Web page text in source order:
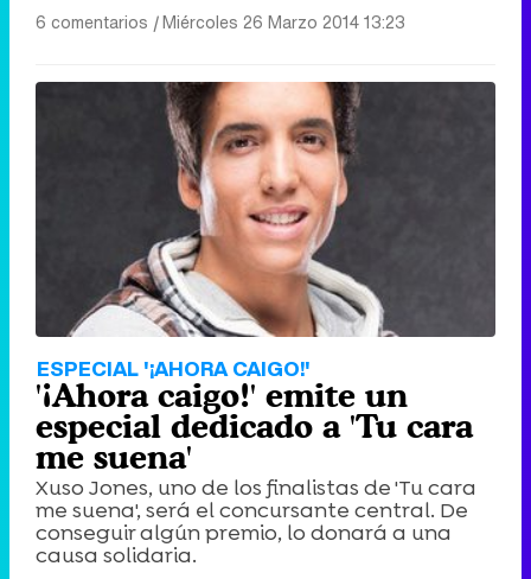
6 comentarios |Miércoles 26 Marzo 2014 13:23
ESPECIAL '¡AHORA CAIGO!'
'¡Ahora caigo!' emite un
especial dedicado a 'Tu cara
me suena'
Xuso Jones, uno de los finalistas de 'Tu cara
me suena', será el concursante central. De
conseguir algún premio, lo donará a una
causa solidaria.